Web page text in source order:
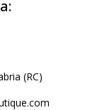
(RC)